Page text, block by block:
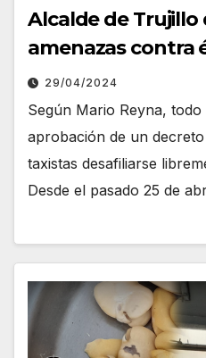
Alcalde de Trujillo
amenazas contra
29/04/2024
Según Mario Reyna,
aprobación de un
taxistas desafiliarse
Desde el pasado 25 de